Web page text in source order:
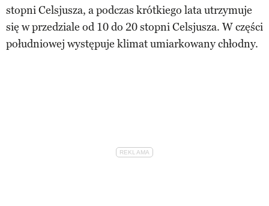
stopni Celsjusza, a podczas krótkiego lata utrzymuje
się w przedziale od 10 do 20 stopni Celsjusza. W części
południowej występuje klimat umiarkowany chłodny.